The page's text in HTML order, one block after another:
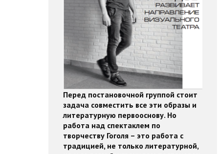
Перед постановочной группой стоит
задача совместить все эти образы и
литературную первооснову. Но
работа над спектаклем по
творчеству Гоголя – это работа с
традицией, не только литературной,